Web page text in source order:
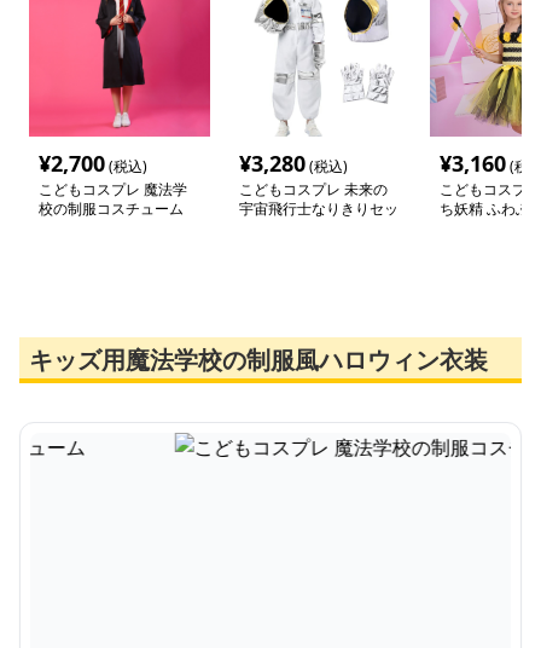
¥2,700(税込)
こどもコスプレ 魔法学
校の制服コスチューム
¥3,280(税込)
こどもコスプレ 未来の
宇宙飛行士なりきりセッ
¥3,160(税
こどもコスプ
ち妖精 ふわふ
キッズ用魔法学校の制服風ハロウィン衣装